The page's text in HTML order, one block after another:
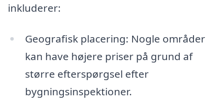
inkluderer:
Geografisk placering: Nogle områder
kan have højere priser på grund af
større efterspørgsel efter
bygningsinspektioner.